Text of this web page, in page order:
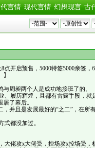
古
幻想现言
现代言情
言情
点开启预售，5000特签5000亲签
周昶两个人是成功地接班了的。
、履历辉煌，且都有雷霆手段，就
了幕后。
，并且是发展最好的“之二”，在所
式都没加过。
大佬攻x大佬受，控场攻x控场受，